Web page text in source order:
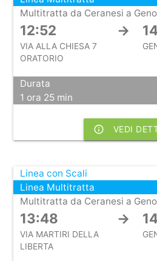
Multitratta da Ceranesi a
12:52 →
VIA ALLA CHIESA 7
ORATORIO
Durata
1 ora 25 min
info_outline VEDI
Linea con Scali
Linea Multitratta
Multitratta da Ceranesi a
13:48 →
VIA MARTIRI DELLA
LIBERTA